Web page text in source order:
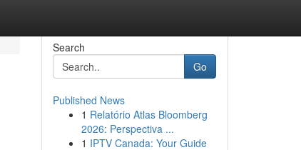
Search
Go
Published News
1 Relatório Atlas Bloomberg
2026: Perspectiva ...
1 IPTV Canada: Your Guide